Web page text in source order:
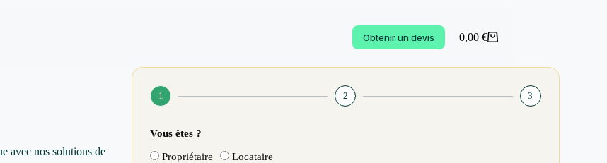
Obtenir un devis 0,00 €
avec nos solutions de
1 2 3
Vous êtes ?
Propriétaire Locataire